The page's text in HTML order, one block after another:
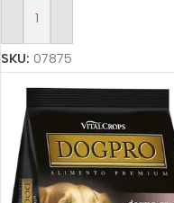
Añadir Al Carrito
SKU: 07875